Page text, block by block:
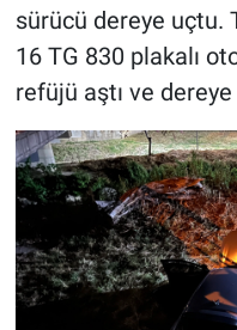
sürücü dereye uçtu.
16 TG 830 plakalı
refüjü aştı ve